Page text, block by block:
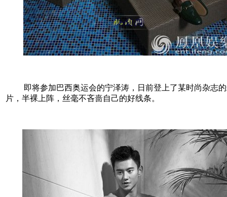
即将参加巴西奥运会的宁泽涛，日前登上了某时尚杂志的
片，半裸上阵，丝毫不吝啬自己的好线条。